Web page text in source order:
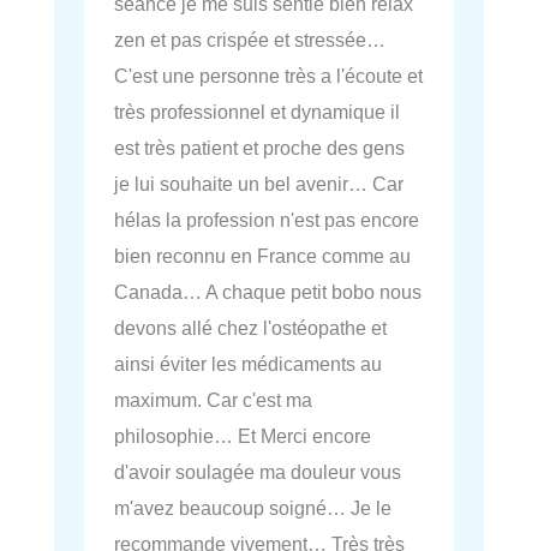
zen et pas crispée et stressée…
C'est une personne très a l'écoute et
très professionnel et dynamique il
est très patient et proche des gens
je lui souhaite un bel avenir… Car
hélas la profession n'est pas encore
bien reconnu en France comme au
Canada… A chaque petit bobo nous
devons allé chez l'ostéopathe et
ainsi éviter les médicaments au
maximum. Car c'est ma
philosophie… Et Merci encore
d'avoir soulagée ma douleur vous
m'avez beaucoup soigné… Je le
recommande vivement… Très très